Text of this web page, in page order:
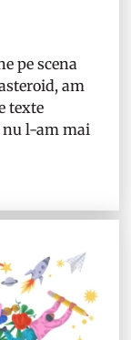
pe scena
am
texte
nu l-am mai